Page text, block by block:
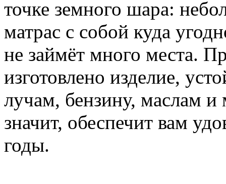
точке земного шара:
матрас с собой куда
не займёт много места.
изготовлено изделие,
лучам, бензину, маслам
значит, обеспечит вам
годы.